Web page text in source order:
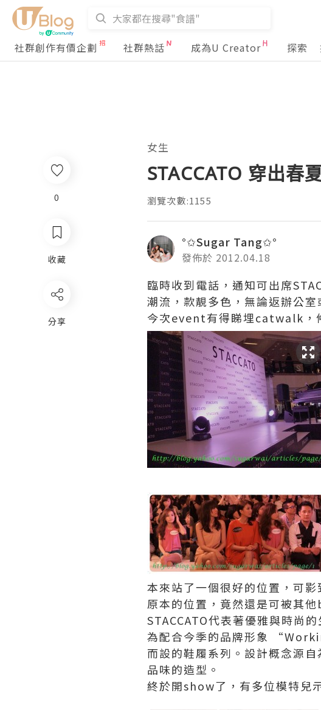
社群創作有價企劃 社群熱話 成為U Creator 探索
0
收藏
分享
女生
STACCATO 穿出春
瀏覽次數:1155
°✩Sugar Tang✩°
發佈於 2012.04.18
臨時收到電話，通知可出席
潮流，款靚多色，無論返辦公
今次event有得睇埋catwalk，
本來站了一個很好的位置，可
原本的位置，竟然還是可被其
STACCATO代表著優雅與時尚的
為配合今季的品牌形象
而設的鞋履系列。設計概念源
品味的造型。
終於開show了，有多位模特兒